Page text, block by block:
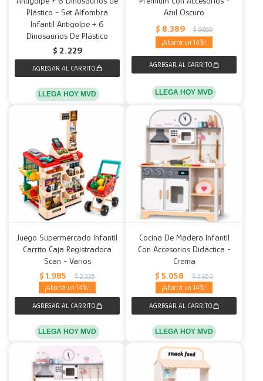
Plástico - Set Alfombra
Infantil Antigolpe + 6
Dinosaurios De Plástico
$ 2.229
LLEGA HOY MVD
Azul Oscuro
$ 8.389 $ 9.869
14
LLEGA HOY MVD
Juego Supermercado Infantil
Carrito Caja Registradora
Scan - Varios
$ 1.985 $ 2.335
14
LLEGA HOY MVD
Cocina De Madera Infantil
Con Accesorios Didáctica -
Crema
$ 5.058 $ 5.950
14
LLEGA HOY MVD
Mesas
Calefactores
Acolchados y Frazadas
Decoración
Accesorios para el hogar
Herramientas
Accesorios
Muebles Infantiles